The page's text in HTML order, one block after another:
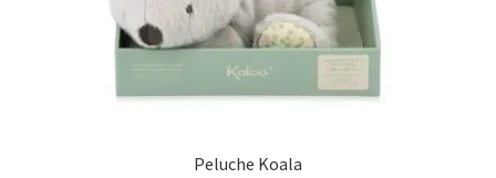
Peluche Koala